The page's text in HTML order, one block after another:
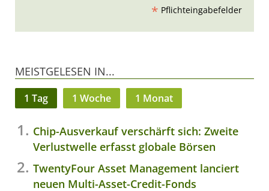
* Pflichteingabefelder
MEISTGELESEN IN...
1 Tag 1 Woche 1 Monat
Chip-Ausverkauf verschärft sich: Zweite
Verlustwelle erfasst globale Börsen
TwentyFour Asset Management lanciert
neuen Multi-Asset-Credit-Fonds